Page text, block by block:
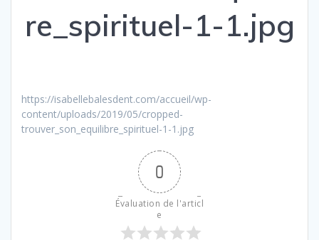
re_spirituel-1-1.jpg
https://isabellebalesdent.com/accueil/wp-
content/uploads/2019/05/cropped-
trouver_son_equilibre_spirituel-1-1.jpg
0
Évaluation de l'articl
e